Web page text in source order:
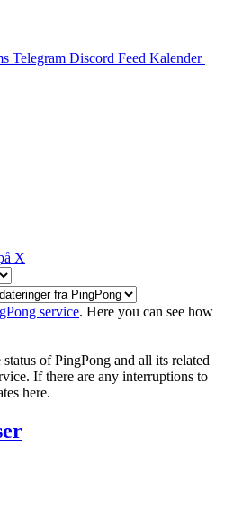
Telegram Discord Feed Kalender
X
service. Here you can see how
of PingPong and all its related
If there are any interruptions to
here.